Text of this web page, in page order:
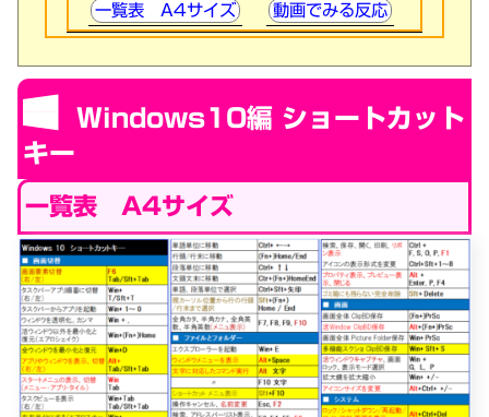
一覧表 A4サイズ 動画でみる反応
Windows10編 ショートカット
キー
一覧表 A4サイズ